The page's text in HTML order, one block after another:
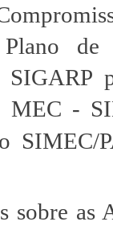
de
SIGARP
MEC -
sobre as